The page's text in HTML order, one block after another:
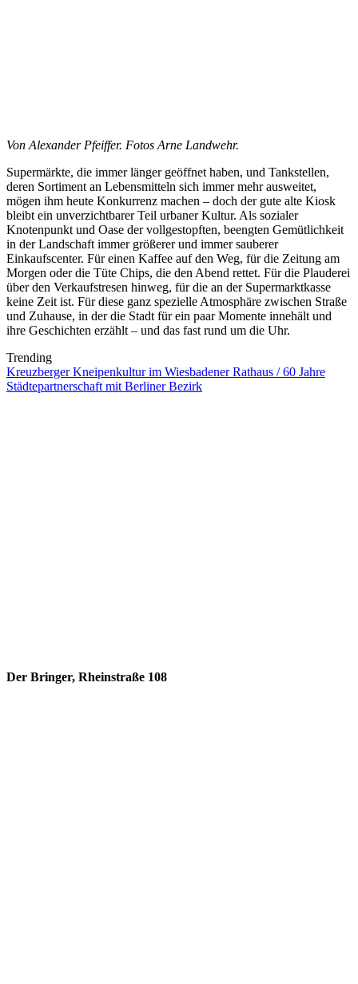
Von Alexander Pfeiffer. Fotos Arne Landwehr.
Supermärkte, die immer länger geöffnet haben, und Tankstellen,
deren Sortiment an Lebensmitteln sich immer mehr ausweitet,
mögen ihm heute Konkurrenz machen – doch der gute alte Kiosk
bleibt ein unverzichtbarer Teil urbaner Kultur. Als sozialer
Knotenpunkt und Oase der vollgestopften, beengten Gemütlichkeit
in der Landschaft immer größerer und immer sauberer
Einkaufscenter. Für einen Kaffee auf den Weg, für die Zeitung am
Morgen oder die Tüte Chips, die den Abend rettet. Für die Plauderei
über den Verkaufstresen hinweg, für die an der Supermarktkasse
keine Zeit ist. Für diese ganz spezielle Atmosphäre zwischen Straße
und Zuhause, in der die Stadt für ein paar Momente innehält und
ihre Geschichten erzählt – und das fast rund um die Uhr.
Trending
Kreuzberger Kneipenkultur im Wiesbadener Rathaus / 60 Jahre
Städtepartnerschaft mit Berliner Bezirk
Der Bringer, Rheinstraße 108